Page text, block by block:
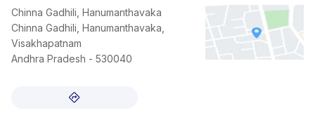
Chinna Gadhili, Hanumanthavaka
Chinna Gadhili, Hanumanthavaka,
Visakhapatnam
Andhra Pradesh - 530040